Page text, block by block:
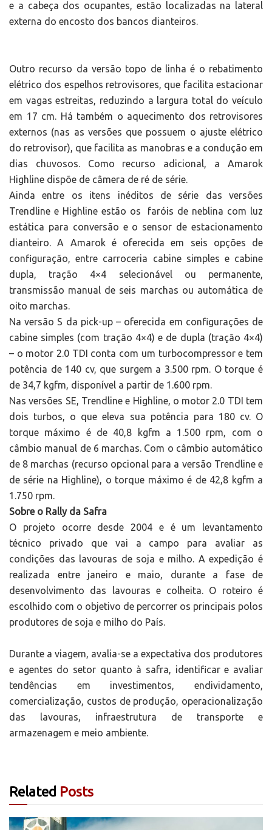
e a cabeça dos ocupantes, estão localizadas na lateral
externa do encosto dos bancos dianteiros.
Outro recurso da versão topo de linha é o rebatimento
elétrico dos espelhos retrovisores, que facilita estacionar
em vagas estreitas, reduzindo a largura total do veículo
em 17 cm. Há também o aquecimento dos retrovisores
externos (nas as versões que possuem o ajuste elétrico
do retrovisor), que facilita as manobras e a condução em
dias chuvosos. Como recurso adicional, a Amarok
Highline dispõe de câmera de ré de série.
Ainda entre os itens inéditos de série das versões
Trendline e Highline estão os faróis de neblina com luz
estática para conversão e o sensor de estacionamento
dianteiro. A Amarok é oferecida em seis opções de
configuração, entre carroceria cabine simples e cabine
dupla, tração 4×4 selecionável ou permanente,
transmissão manual de seis marchas ou automática de
oito marchas.
Na versão S da pick-up – oferecida em configurações de
cabine simples (com tração 4×4) e de dupla (tração 4×4)
– o motor 2.0 TDI conta com um turbocompressor e tem
potência de 140 cv, que surgem a 3.500 rpm. O torque é
de 34,7 kgfm, disponível a partir de 1.600 rpm.
Nas versões SE, Trendline e Highline, o motor 2.0 TDI tem
dois turbos, o que eleva sua potência para 180 cv. O
torque máximo é de 40,8 kgfm a 1.500 rpm, com o
câmbio manual de 6 marchas. Com o câmbio automático
de 8 marchas (recurso opcional para a versão Trendline e
de série na Highline), o torque máximo é de 42,8 kgfm a
1.750 rpm.
Sobre o Rally da Safra
O projeto ocorre desde 2004 e é um levantamento
técnico privado que vai a campo para avaliar as
condições das lavouras de soja e milho. A expedição é
realizada entre janeiro e maio, durante a fase de
desenvolvimento das lavouras e colheita. O roteiro é
escolhido com o objetivo de percorrer os principais polos
produtores de soja e milho do País.
Durante a viagem, avalia-se a expectativa dos produtores
e agentes do setor quanto à safra, identificar e avaliar
tendências em investimentos, endividamento,
comercialização, custos de produção, operacionalização
das lavouras, infraestrutura de transporte e
armazenagem e meio ambiente.
Related Posts